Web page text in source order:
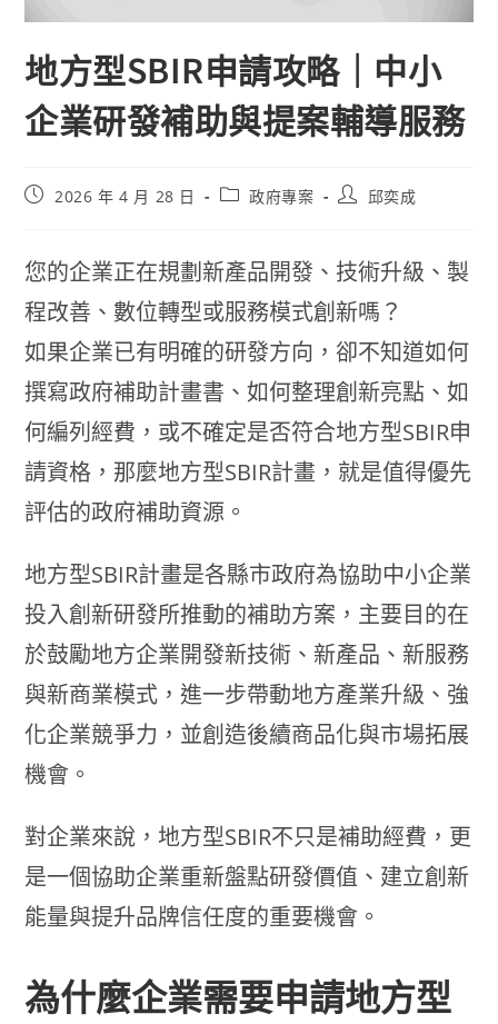
地方型SBIR申請攻略｜中小
企業研發補助與提案輔導服務
2026 年 4 月 28 日 政府專案 邱奕成
您的企業正在規劃新產品開發、技術升級、製
程改善、數位轉型或服務模式創新嗎？
如果企業已有明確的研發方向，卻不知道如何
撰寫政府補助計畫書、如何整理創新亮點、如
何編列經費，或不確定是否符合地方型SBIR申
請資格，那麼地方型SBIR計畫，就是值得優先
評估的政府補助資源。
地方型SBIR計畫是各縣市政府為協助中小企業
投入創新研發所推動的補助方案，主要目的在
於鼓勵地方企業開發新技術、新產品、新服務
與新商業模式，進一步帶動地方產業升級、強
化企業競爭力，並創造後續商品化與市場拓展
機會。
對企業來說，地方型SBIR不只是補助經費，更
是一個協助企業重新盤點研發價值、建立創新
能量與提升品牌信任度的重要機會。
為什麼企業需要申請地方型